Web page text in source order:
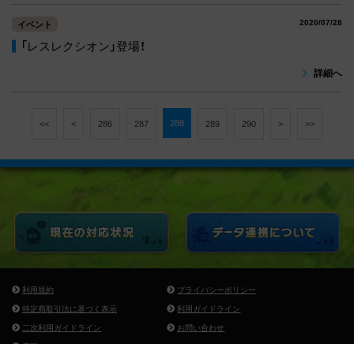
イベント 2020/07/28
「レスレクシオン」登場！
詳細へ
<< < 286 287 288 289 290 > >>
利用規約
プライバシーポリシー
特定商取引法に基づく表示
利用ガイドライン
二次利用ガイドライン
お問い合わせ